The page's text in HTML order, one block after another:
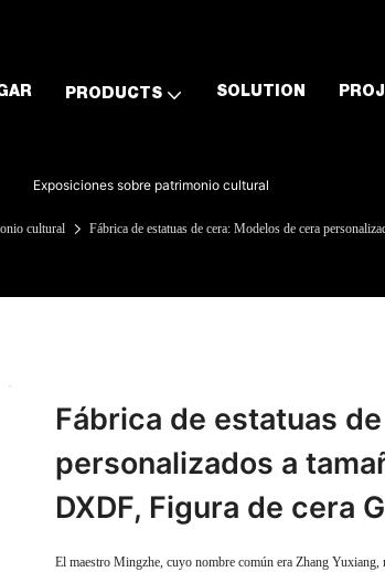
PRODUCTS SOLUTION
Exposiciones sobre patrimonio cultural
cultural Fábrica de estatuas de cera: Modelos de cera
Fábrica de estatuas
personalizados a
DXDF, Figura de cera
El maestro Mingzhe, cuyo nombre común era Zhang Yuxiang,